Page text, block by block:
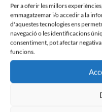
Per a oferir les millors
emmagatzemar i/o accedir a la
d'aquestes tecnologies ens
navegació o les identificacions
consentiment, pot afectar
funcions.
VDF Roureda, 4 – Aleví
Anas Bali, Marcos
Benjamí A, 2 – CF Les
Pastor, Jordi Solé.
Benjamí B, 4 – CFU
(2), Nicolás, Ismael